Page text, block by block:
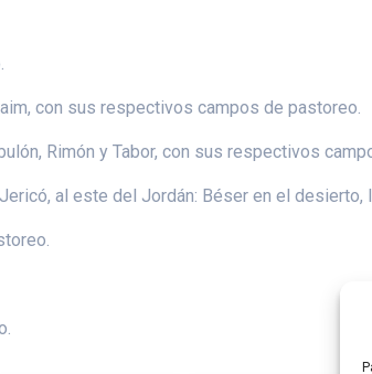
con sus respectivos campos de pastoreo.
Rimón y Tabor, con sus respectivos
al este del Jordán: Béser en el desierto,